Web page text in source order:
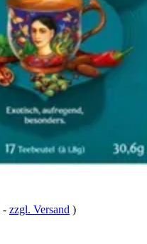
- zzgl. Versand )